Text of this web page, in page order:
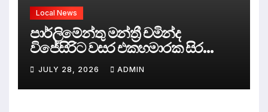
Local News
පාර්ලිමේන්තු මන්ත්‍රී චමින්ද
විජේසිරිට වසර එකහමාරක සිර
දඬුවම්.
JULY 28, 2026 ADMIN